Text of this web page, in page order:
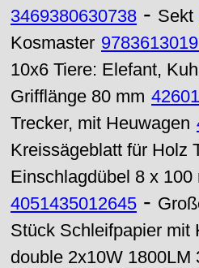
3469380630738 - Sekt
Kosmaster
10x6 Tiere: Elefant,
Grifflänge 80 mm
Trecker, mit Heuwagen
Kreissägeblatt für Holz
Einschlagdübel 8 x 100
4051435012645 -
Stück Schleifpapier mit
double 2x10W 1800LM